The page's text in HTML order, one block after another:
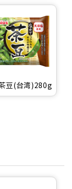
豆(台湾)280g